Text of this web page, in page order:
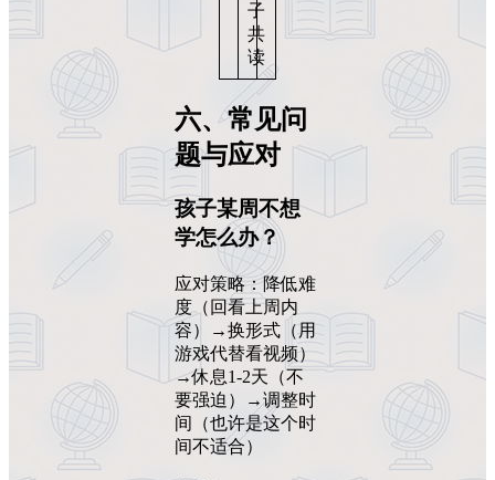
子
共
读
六、常见问
题与应对
孩子某周不想
学怎么办？
应对策略：降低难
度（回看上周内
容）→换形式（用
游戏代替看视频）
→休息1-2天（不
要强迫）→调整时
间（也许是这个时
间不适合）